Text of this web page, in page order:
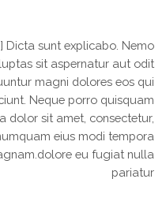
Dicta sunt explicabo. Nemo
sit aspernatur aut odit
magni dolores eos qui
Neque porro quisquam
dolor sit amet, consectetur,
eius modi tempora
eu fugiat nulla
pariatur